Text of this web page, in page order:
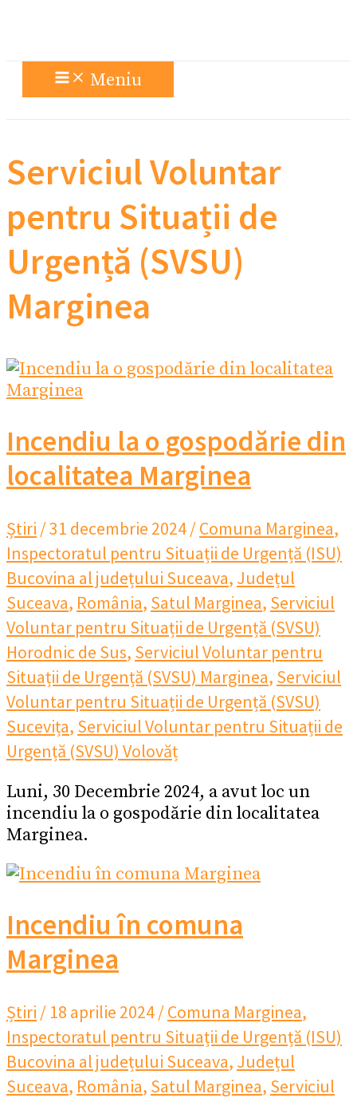
Meniu
Serviciul Voluntar
pentru Situații de
Urgență (SVSU)
Marginea
Incendiu la o gospodărie din
localitatea Marginea
Știri /31 decembrie 2024/Comuna Marginea,
Inspectoratul pentru Situații de Urgență (ISU)
Bucovina al județului Suceava, Județul
Suceava, România, Satul Marginea, Serviciul
Voluntar pentru Situații de Urgență (SVSU)
Horodnic de Sus, Serviciul Voluntar pentru
Situații de Urgență (SVSU) Marginea, Serviciul
Voluntar pentru Situații de Urgență (SVSU)
Sucevița, Serviciul Voluntar pentru Situații de
Urgență (SVSU) Volovăț
Luni, 30 Decembrie 2024, a avut loc un
incendiu la o gospodărie din localitatea
Marginea.
Incendiu în comuna
Marginea
Știri / 18 aprilie 2024/Comuna Marginea,
Inspectoratul pentru Situații de Urgență (ISU)
Bucovina al județului Suceava, Județul
Suceava, România, Satul Marginea, Serviciul